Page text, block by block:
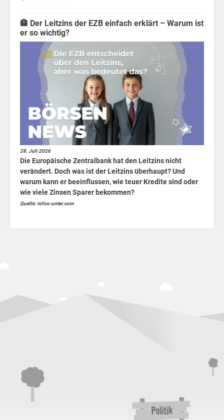
🤖
🏦 Der Leitzins der EZB einfach erklärt – Warum ist
er so wichtig?
28. Juli 2026
Die Europäische Zentralbank hat den Leitzins nicht
verändert. Doch was ist der Leitzins überhaupt? Und
warum kann er beeinflussen, wie teuer Kredite sind oder
wie viele Zinsen Sparer bekommen?
Quelle: infos-unter.com